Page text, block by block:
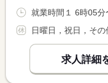
日曜日，祝日，その
求人詳細